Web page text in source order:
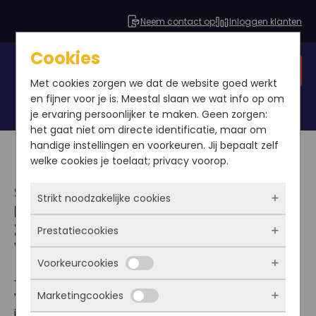
Neem contact op Inloggen klanten
SEO technieken
EEN SEO GEOPTIMALISEERDE WEBSITE
ZORGT VOOR MEER BEZOEKERS OP JE
WEBSITE
Je website optimaliseren kan door het toepassen
van diverse technieken. Je kunt dit zelf doen of
Cookies
Met cookies zorgen we dat de website goed werkt
en fijner voor je is. Meestal slaan we wat info op om
je ervaring persoonlijker te maken. Geen zorgen:
het gaat niet om directe identificatie, maar om
handige instellingen en voorkeuren. Jij bepaalt zelf
welke cookies je toelaat; privacy voorop.
Strikt noodzakelijke cookies
Deze cookies zorgen ervoor dat de website
überhaupt werkt. Ze zijn dus altijd actief en
kunnen niet worden uitgezet. Meestal worden
ze alleen geplaatst als jij iets doet, zoals
inloggen, een formulier invullen of je
Prestatiecookies
Met deze cookies zien we hoe vaak onze site
bezocht wordt, waar bezoekers vandaan
komen en welke pagina’s populair zijn. Zo
Voorkeurcookies
Deze cookies onthouden jouw voorkeuren.
Marketingcookies